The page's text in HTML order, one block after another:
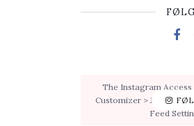
The Instagram
Customizer > JNews :
Feed